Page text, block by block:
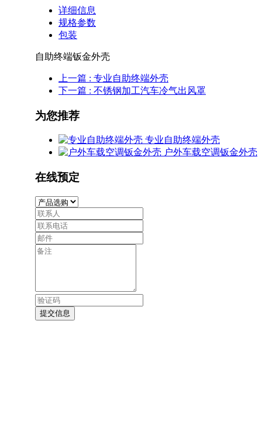
详细信息
规格参数
包装
自助终端钣金外壳
上一篇 : 专业自助终端外壳
下一篇 : 不锈钢加工汽车冷气出风罩
为您推荐
专业自助终端外壳
户外车载空调钣金外壳
在线预定
提交信息
部
工
控
机
机
柜
壳
蔽
件，
护
大
型
成
套
设
光
加
工